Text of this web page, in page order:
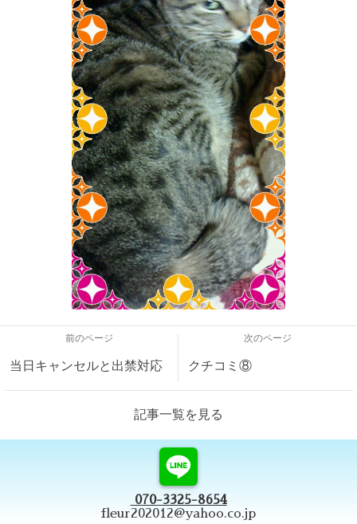
前のページ
当日キャンセルと出禁対応
次のページ
クチコミ⑧
記事一覧を見る
070-3325-8654
fleur202012@yahoo.co.jp